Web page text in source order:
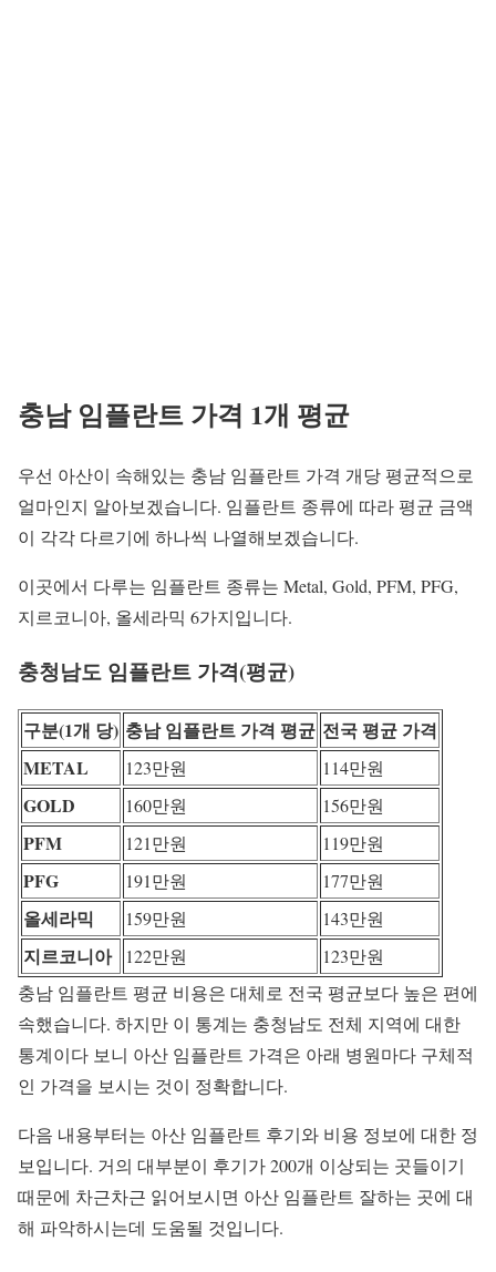
충남 임플란트 가격 1개 평균
우선 아산이 속해있는 충남 임플란트 가격 개당 평균적으로
얼마인지 알아보겠습니다. 임플란트 종류에 따라 평균 금액
이 각각 다르기에 하나씩 나열해보겠습니다.
이곳에서 다루는 임플란트 종류는 Metal, Gold, PFM, PFG,
지르코니아, 올세라믹 6가지입니다.
충청남도 임플란트 가격(평균)
구분(1개 당) 충남 임플란트 가격 평균 전국 평균 가격
METAL
123만원 114만원
GOLD 160만원 156만원
PFM 121만원 119만원
PFG 191만원 177만원
올세라믹 159만원 143만원
지르코니아 122만원
123만원
충남 임플란트 평균 비용은 대체로 전국 평균보다 높은 편에
속했습니다. 하지만 이 통계는 충청남도 전체 지역에 대한
통계이다 보니 아산 임플란트 가격은 아래 병원마다 구체적
인 가격을 보시는 것이 정확합니다.
다음 내용부터는 아산 임플란트 후기와 비용 정보에 대한 정
보입니다. 거의 대부분이 후기가 200개 이상되는 곳들이기
때문에 차근차근 읽어보시면 아산 임플란트 잘하는 곳에 대
해 파악하시는데 도움될 것입니다.